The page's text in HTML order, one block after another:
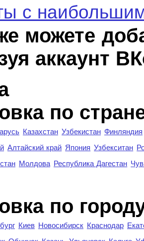
с
можете
аккаунт
по
Казахстан Узбекистан Финляндия
Алтайский край Япония Узбекситан
Молдова Республика Дагестан
по
Киев Новосибирск Краснодар